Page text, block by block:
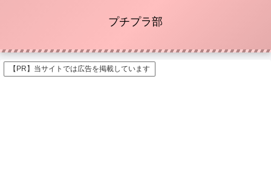
プチプラ部
【PR】当サイトでは広告を掲載しています